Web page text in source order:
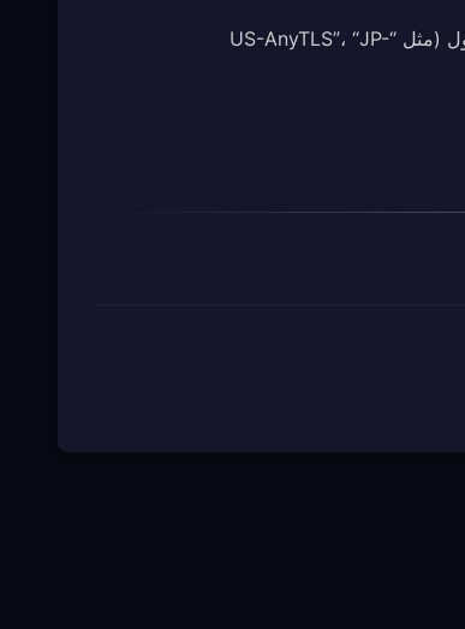
اختر عقدة تعمل بالبروتوكول الذي تريده — عادةً ما تتضمن أسماء العقد اسم البروتوكول (مثل “US-AnyTLS”، “JP-